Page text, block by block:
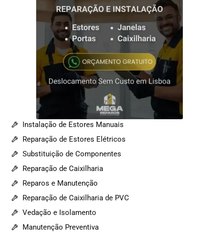
Instalação de Estores Manuais
Reparação de Estores Elétricos
Substituição de Componentes
Reparação de Caixilharia
Reparos e Manutenção
Reparação de Caixilharia de PVC
Vedação e Isolamento
Manutenção Preventiva